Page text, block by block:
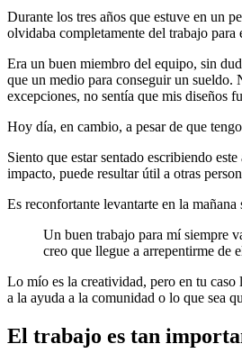
Durante los tres años que estuve en un
olvidaba completamente del trabajo para
Era un buen miembro del equipo, sin
que un medio para conseguir un sueldo.
excepciones, no sentía que mis diseños
Hoy día, en cambio, a pesar de que
Siento que estar sentado escribiendo
impacto, puede resultar útil a otras
Es reconfortante levantarte en la
Un buen trabajo para mí siempre
creo que llegue a arrepentirme de
Lo mío es la creatividad, pero en tu caso
a la ayuda a la comunidad o lo que sea
El trabajo es tan